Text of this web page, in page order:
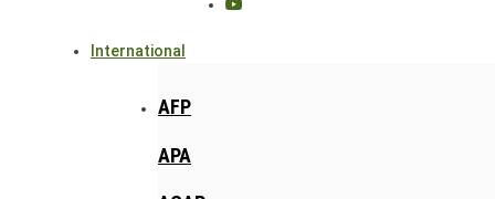
International
AFP
APA